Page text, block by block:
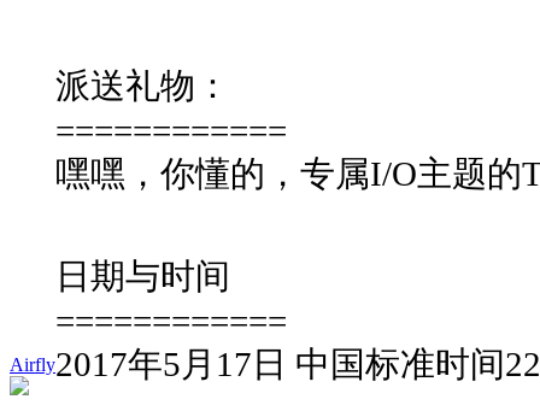
Airfly
派送礼物：
============
嘿嘿，你懂的，专属I/O主题
日期与时间
============
2017年5月17日 中国标准时间